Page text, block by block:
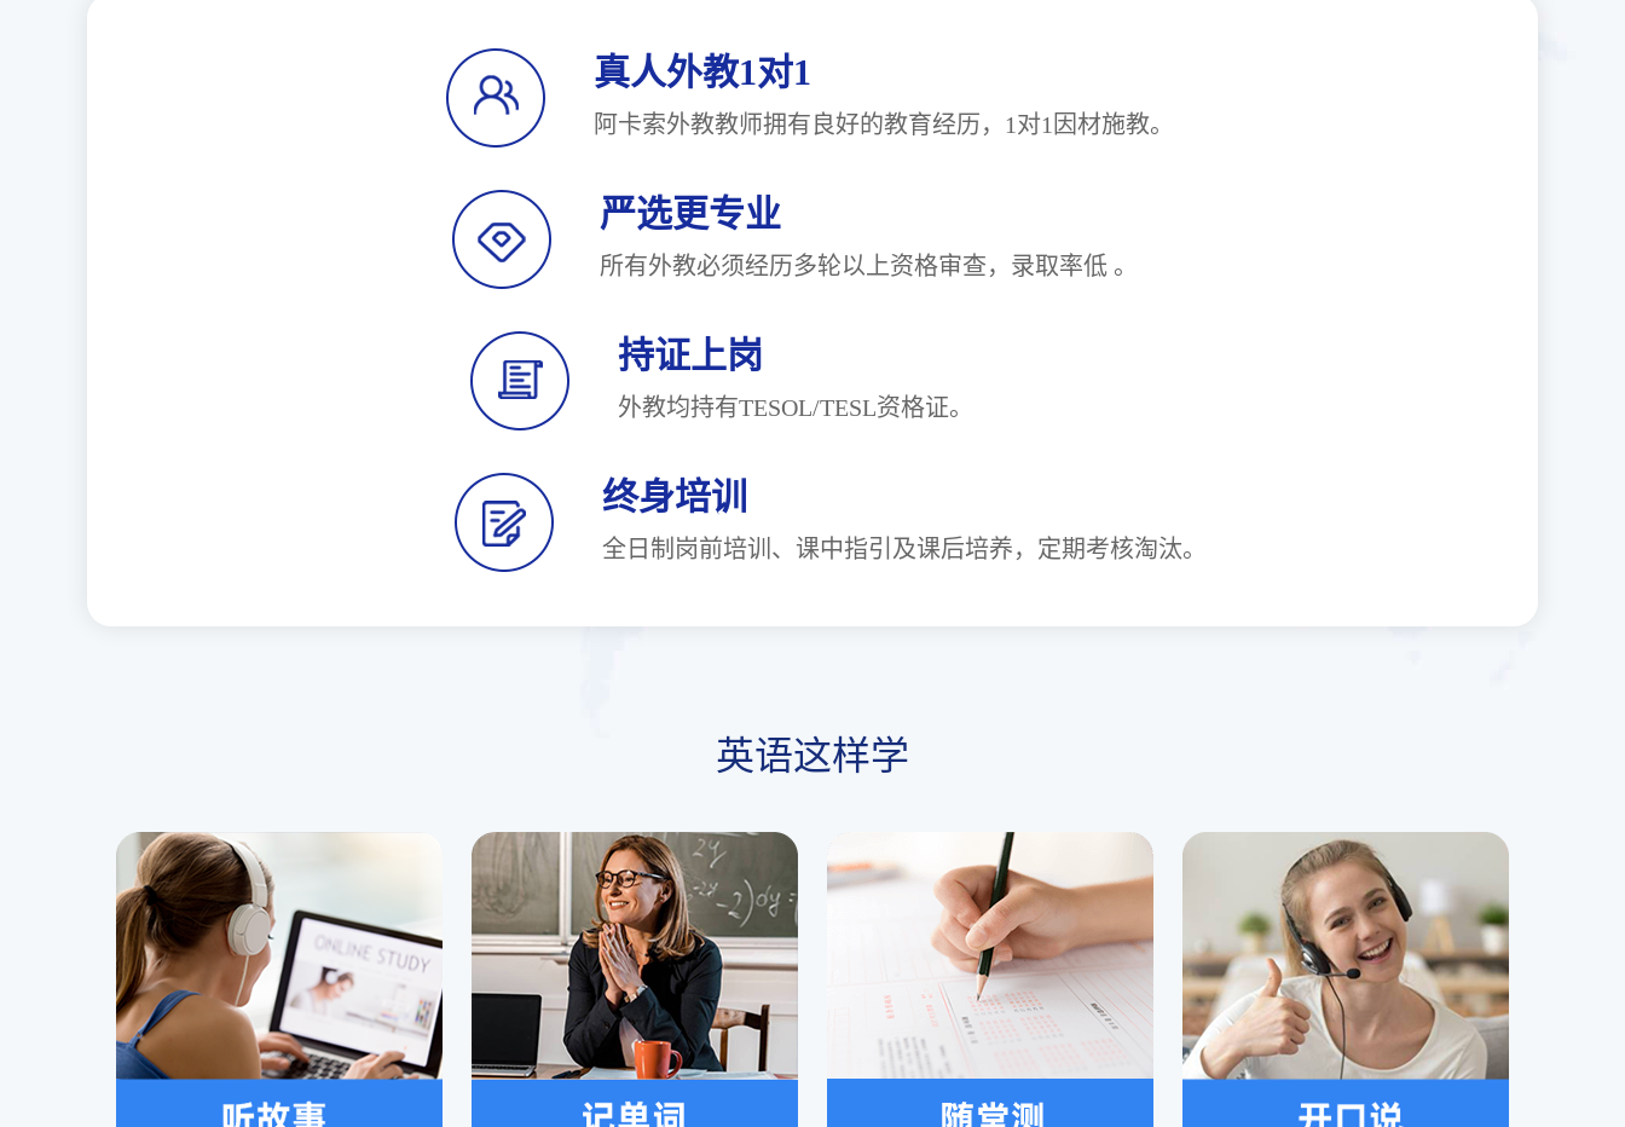
真人外教1对1
阿卡索外教教师拥有良好的教育经历，1对1因材施教。
严选更专业
所有外教必须经历多轮以上资格审查，录取率低 。
持证上岗
外教均持有TESOL/TESL资格证。
终身培训
全日制岗前培训、课中指引及课后培养，定期考核淘汰。
英语这样学